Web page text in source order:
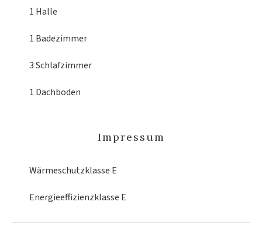
1 Halle
1 Badezimmer
3 Schlafzimmer
1 Dachboden
Impressum
Wärmeschutzklasse E
Energieeffizienzklasse E